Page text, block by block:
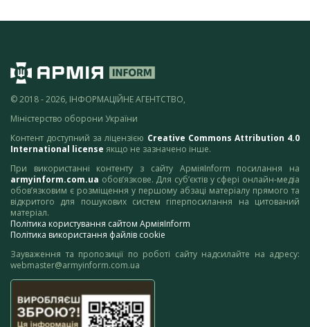
© 2018 - 2026, ІНФОРМАЦІЙНЕ АГЕНТСТВО,
Міністерство оборони України
Контент доступний за ліцензією Creative Commons Attribution 4.0
International license якщо не зазначено інше.
При використанні контенту з сайту АрміяInform посилання на
armyinform.com.ua обов’язкове. Для суб’єктів у сфері онлайн-медіа
обов’язковим є розміщення у першому абзаці матеріалу прямого та
відкритого для пошукових систем гіперпосилання на цитований
матеріал.
Політика користування сайтом АрміяInform
Політика використання файлів cookie
Зауваження та пропозиції по роботі сайту надсилайте на адресу:
webmaster@armyinform.com.ua